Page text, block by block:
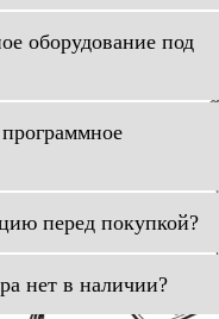
оборудование под
перед покупкой?
нет в наличии?